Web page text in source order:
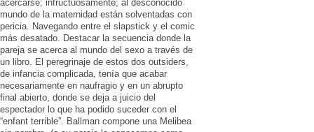
acercarse; infructuosamente; al desconocido
mundo de la maternidad están solventadas con
pericia. Navegando entre el slapstick y el comic
más desatado. Destacar la secuencia donde la
pareja se acerca al mundo del sexo a través de
un libro. El peregrinaje de estos dos outsiders,
de infancia complicada, tenía que acabar
necesariamente en naufragio y en un abrupto
final abierto, donde se deja a juicio del
espectador lo que ha podido suceder con el
“enfant terrible”. Ballman compone una Melibea